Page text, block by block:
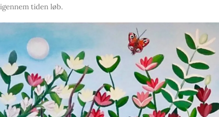
igennem tiden løb.